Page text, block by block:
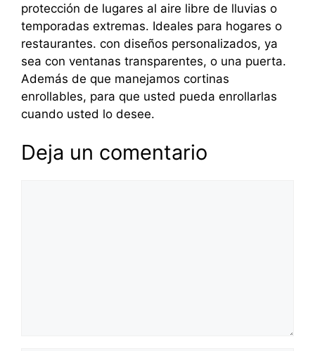
protección de lugares al aire libre de lluvias o
temporadas extremas. Ideales para hogares o
restaurantes. con diseños personalizados, ya
sea con ventanas transparentes, o una puerta.
Además de que manejamos cortinas
enrollables, para que usted pueda enrollarlas
cuando usted lo desee.
Deja un comentario